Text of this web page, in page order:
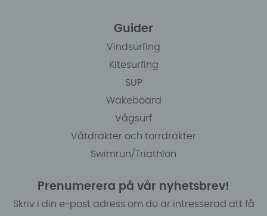
Guider
Vindsurfing
Kitesurfing
SUP
Wakeboard
Vågsurf
Våtdräkter och torrdräkter
Swimrun/Triathlon
Prenumerera på vår nyhetsbrev!
Skriv i din e-post adress om du är intresserad att få